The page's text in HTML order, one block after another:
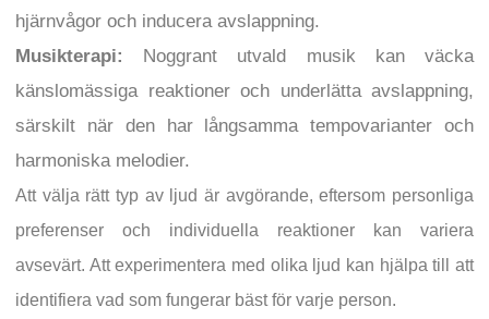
hjärnvågor och inducera avslappning.
Musikterapi:
Noggrant utvald musik kan väcka
känslomässiga reaktioner och underlätta avslappning,
särskilt när den har långsamma tempovarianter och
harmoniska melodier.
Att välja rätt typ av ljud är avgörande, eftersom personliga
preferenser och individuella reaktioner kan variera
avsevärt. Att experimentera med olika ljud kan hjälpa till att
identifiera vad som fungerar bäst för varje person.